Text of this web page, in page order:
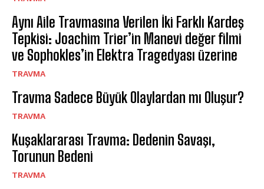
Aynı Aile Travmasına Verilen İki Farklı Kardeş
Tepkisi: Joachim Trier’in Manevi değer filmi
ve Sophokles’in Elektra Tragedyası üzerine
TRAVMA
Travma Sadece Büyük Olaylardan mı Oluşur?
TRAVMA
Kuşaklararası Travma: Dedenin Savaşı,
Torunun Bedeni
TRAVMA